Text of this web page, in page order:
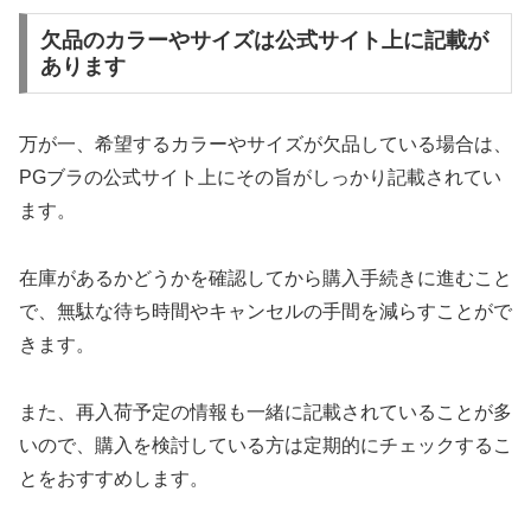
欠品のカラーやサイズは公式サイト上に記載が
あります
万が一、希望するカラーやサイズが欠品している場合は、
PGブラの公式サイト上にその旨がしっかり記載されてい
ます。
在庫があるかどうかを確認してから購入手続きに進むこと
で、無駄な待ち時間やキャンセルの手間を減らすことがで
きます。
また、再入荷予定の情報も一緒に記載されていることが多
いので、購入を検討している方は定期的にチェックするこ
とをおすすめします。